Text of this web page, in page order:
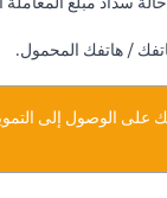
/ هاتفك المحمول.
على الوصول إلى